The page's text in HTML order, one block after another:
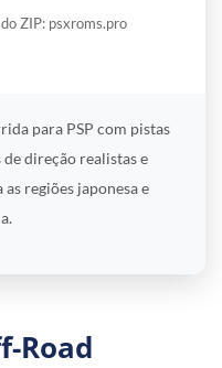
ZIP: psxroms.pro
para PSP com pistas
direção realistas e
regiões japonesa e
Road